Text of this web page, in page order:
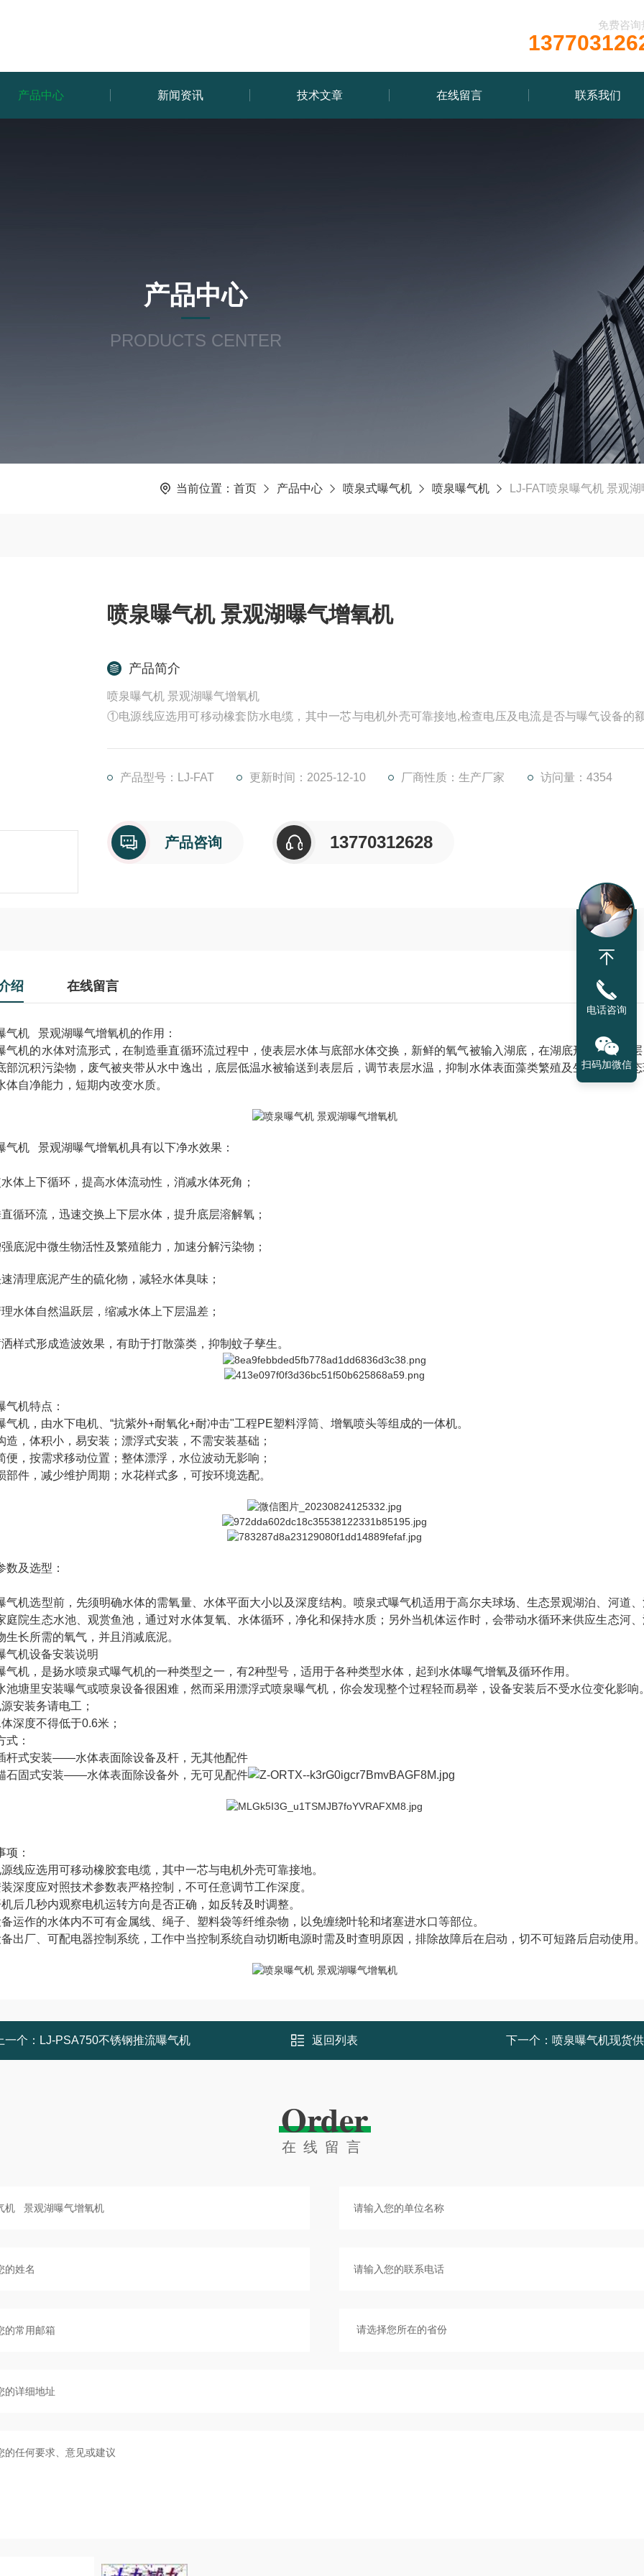
免费咨询
产品中心 新闻资讯 技术文章 在线留言 联系我们
产品中心
PRODUCTS CENTER
当前位置： 首页 产品中心 喷泉式曝气机 喷泉曝气机 LJ-FAT喷泉曝气机 景观
喷泉曝气机 景观湖曝气增氧机
产品简介
喷泉曝气机 景观湖曝气增氧机
①电源线应选用可移动橡套防水电缆，其中一芯与电机外壳可靠接地,检查电压及电流是否与曝气设备的
产品型号：LJ-FAT
更新时间：2025-12-10 厂商性质：生产厂家 访问量：4354
产品咨询 13770312628
绍 在线留言
气机 景观湖曝气增氧机的作用：
气机的水体对流形式，在制造垂直循环流过程中，使表层水体与底部水体交换，新鲜的氧气被输入湖底，在湖底形成富氧水
部沉积污染物，废气被夹带从水中逸出，底层低温水被输送到表层后，调节表层水温，抑制水体表面藻类繁殖及生长，微生
体自净能力，短期内改变水质。
气机 景观湖曝气增氧机具有以下净水效果：
水体上下循环，提高水体流动性，消减水体死角；
循环流，迅速交换上下层水体，提升底层溶解氧；
底泥中微生物活性及繁殖能力，加速分解污染物；
清理底泥产生的硫化物，减轻水体臭味；
水体自然温跃层，缩减水体上下层温差；
样式形成造波效果，有助于打散藻类，抑制蚊子孳生。
气机特点：
气机，由水下电机、 “抗紫外+耐氧化+耐冲击"工程PE塑料浮筒、增氧喷头等组成的一体机。
造，体积小，易安装；漂浮式安装，不需安装基础；
便，按需求移动位置；整体漂浮，水位波动无影响；
部件，减少维护周期；水花样式多，可按环境选配。
数及选型：
气机选型前，先须明确水体的需氧量、水体平面大小以及深度结构。喷泉式曝气机适用于高尔夫球场、生态景观湖泊、河道
庭院生态水池、观赏鱼池，通过对水体复氧、水体循环，净化和保持水质；另外当机体运作时，会带动水循环来供应生态河
生长所需的氧气，并且消减底泥。
气机设备安装说明
气机，是扬水喷泉式曝气机的一种类型之一，有2种型号，适用于各种类型水体，起到水体曝气增氧及循环作用。
池塘里安装曝气或喷泉设备很困难，然而采用漂浮式喷泉曝气机，你会发现整个过程轻而易举，设备安装后不受水位变化影响
安装务请电工；
深度不得低于0.6米；
式：
杆式安装——水体表面除设备及杆，无其他配件
石固式安装——水体表面除设备外，无可见配件
项：
线应选用可移动橡胶套电缆，其中一芯与电机外壳可靠接地。
深度应对照技术参数表严格控制，不可任意调节工作深度。
后几秒内观察电机运转方向是否正确，如反转及时调整。
运作的水体内不可有金属线、绳子、塑料袋等纤维杂物，以免缠绕叶轮和堵塞进水口等部位。
出厂、可配电器控制系统，工作中当控制系统自动切断电源时需及时查明原因，排除故障后在启动，切不可短路后启动使用
一个： LJ-PSA750不锈钢推流曝气机 返回列表 下一个： 喷泉曝气机现货
Order
在线留言
电话咨询
扫码加微信